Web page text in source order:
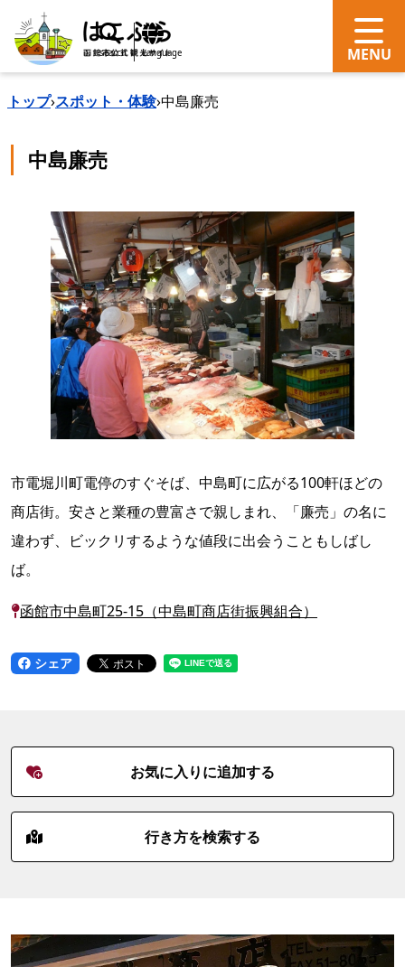
search Language
トップ›スポット・体験›中島廉売
中島廉売
市電堀川町電停のすぐそば、中島町に広がる100軒ほどの
商店街。安さと業種の豊富さで親しまれ、「廉売」の名に
違わず、ビックリするような値段に出会うこともしばし
ば。
函館市中島町25-15（中島町商店街振興組合）
シェア
お気に入りに追加する
行き方を検索する